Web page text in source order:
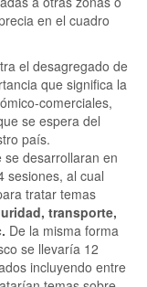
en el cuadro
el desagregado de
que significa la
comerciales,
se espera del
país.
desarrollaran en
sesiones, al cual
tratar temas
transporte,
De la misma forma
se llevaría 12
incluyendo entre